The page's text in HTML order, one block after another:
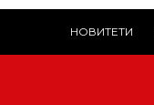
НОВИТЕТИ